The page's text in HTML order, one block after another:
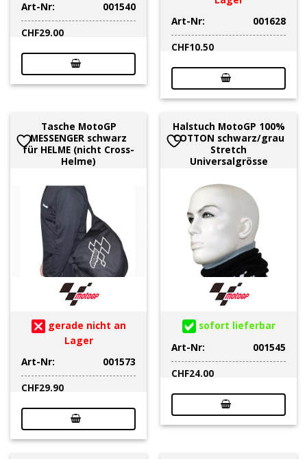
Art-Nr:
001540
CHF29.00
Art-Nr:
001628
CHF10.50
Tasche MotoGP
MESSENGER schwarz
für HELME (nicht Cross-
Helme)
gerade nicht an
Lager
Art-Nr:
001573
CHF29.90
Halstuch MotoGP 100%
COTTON schwarz/grau
Stretch
Universalgrösse
sofort lieferbar
Art-Nr:
001545
CHF24.00